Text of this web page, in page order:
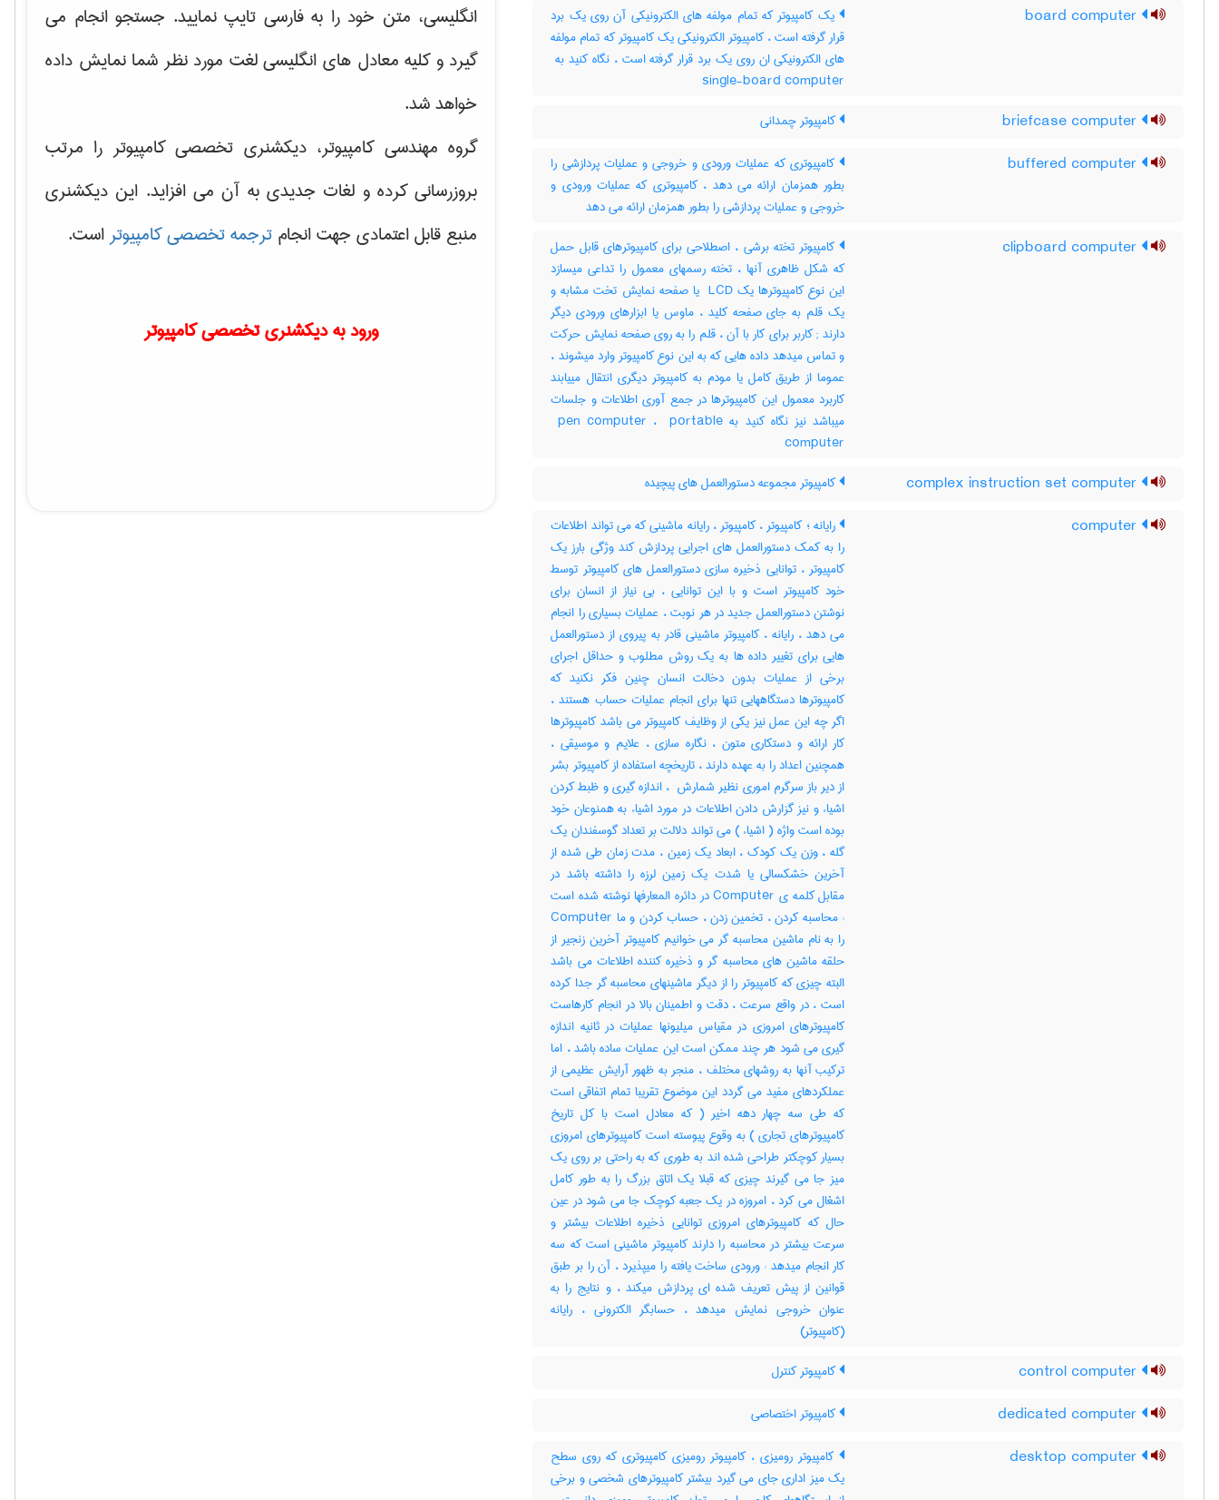
یک کامپیوتر که تمام مولفه های الکترونیکی آن روی یک برد
قرار گرفته است ، کامپیوتر الکترونیکی یک کامپیوتر که تمام مولفه
single-board computer
کامپیوتر چمدانی
کامپیوتری که عملیات ورودی و خروجی و عملیات پردازشی را
بطور همزمان ارائه می دهد ، کامپیوتری که عملیات ورودی و
خروجی و عملیات پردازشی را بطور همزمان ارائه می دهد
کامپیوتر تخته برشی ، اصطلاحی برای کامپیوترهای قابل حمل
که شکل ظاهری آنها ، تخته رسمهای معمول را تداعی میسازد
این نوع کامپیوترها یک ‎ LCD یا صفحه نمایش تخت مشابه و
یک قلم به جای صفحه کلید ، ماوس یا ابزارهای ورودی دیگر
دارند‎ ; کاربر برای کار با آن ، قلم را به روی صفحه نمایش حرکت
و تماس میدهد داده هایی که به این نوع کامپیوتر وارد میشوند ،
عموما از طریق کامل یا مودم به کامپیوتر دیگری انتقال مییابند
کاربرد معمول این کامپیوترها در جمع آوری اطلاعات و جلسات
میباشد نیز نگاه کنید به ‎ pen computer ، ‎ portable
computer
کامپیوتر مجموعه دستورالعمل های پیچیده
رایانه ؛ کامپیوتر ، کامپیوتر ، رایانه ماشینی که می تواند اطلاعات
را به کمک دستورالعمل های اجرایی پردازش کند وژگی بارز یک
کامپیوتر ، توانایی ذخیره سازی دستورالعمل های کامپیوتر توسط
خود کامپیوتر است و با این توانایی ، بی نیاز از انسان برای
نوشتن دستورالعمل جدید در هر نوبت ، عملیات بسیاری را انجام
می دهد ، رایانه ، کامپیوتر ماشینی قادر به پیروی از دستورالعمل
هایی برای تغییر داده ها به یک روش مطلوب و حداقل اجرای
برخی از عملیات بدون دخالت انسان چنین فکر نکنید که
کامپیوترها دستگاههایی تنها برای انجام عملیات حساب هستند ،
اگر چه این عمل نیز یکی از وظایف کامپیوتر می باشد کامپیوترها
کار ارائه و دستکاری متون ، نگاره سازی ، علایم و موسیقی ،
همچنین اعداد را به عهده دارند ، تاریخچه استفاده از کامپیوتر بشر
از دیر باز سرگرم اموری نظیر شمارش ‌ ، اندازه گیری و ظبط کردن
اشیاء و نیز گزارش دادن اطلاعات در مورد اشیاء به همنوعان خود
بوده است واژه ( اشیاء ) می تواند دلالت بر تعداد گوسفندان یک
گله ، وزن یک کودک ، ابعاد یک زمین ، مدت زمان طی شده از
آخرین خشکسالی یا شدت یک زمین لرزه را داشته باشد در
مقابل کلمه ی Computer در دائره المعارفها نوشته شده است
: محاسبه کردن ، تخمین زدن ، حساب کردن و ما Computer
را به نام ماشین محاسبه گر می خوانیم کامپیوتر آخرین زنجیر از
حلقه ماشین های محاسبه گر و ذخیره کننده اطلاعات می باشد
البته چیزی که کامپیوتر را از دیگر ماشینهای محاسبه گر جدا کرده
است ، در واقع سرعت ، دقت و اطمینان بالا در انجام کارهاست
کامپیوترهای امروزی در مقیاس میلیونها عملیات در ثانیه اندازه
گیری می شود هر چند ممکن است این عملیات ساده باشد ، اما
ترکیب آنها به روشهای مختلف ، منجر به ظهور آرایش عظیمی از
عملکردهای مفید می گردد این موضوع تقریبا تمام اتفاقی است
که طی سه چهار دهه اخیر ( که معادل است با کل تاریخ
کامپیوترهای تجاری ) به وقوع پیوسته است کامپیوترهای امروزی
بسیار کوچکتر طراحی شده اند به طوری که به راحتی بر روی یک
میز جا می گیرند چیزی که قبلا یک اتاق بزرگ را به طور کامل
اشغال می کرد ، امروزه در یک جعبه کوچک جا می شود در عین
حال که کامپیوترهای امروزی توانایی ذخیره اطلاعات بیشتر و
سرعت بیشتر در محاسبه را دارند کامپیوتر ماشینی است که سه
کار انجام میدهد : ورودی ساخت یافته را میپذیرد ، آن را بر طبق
قوانین از پیش تعریف شده ای پردازش میکند ، و نتایج را به
عنوان خروجی نمایش میدهد ، حسابگر الکترونی ، رایانه
(کامپیوتر)
کامپیوتر کنترل
کامپیوتر اختصاصی
کامپیوتر رومیزی ، کامپیوتر رومیزی کامپیوتری که روی سطح
یک میز اداری جای می گیرد بیشتر کامپیوترهای شخصی و برخی
انگلیسی، متن خود را به فارسی تایپ نمایید. جستجو انجام می
گیرد و کلیه معادل های انگلیسی لغت مورد نظر شما نمایش داده
خواهد شد.
گروه مهندسی کامپیوتر، دیکشنری تخصصی کامپیوتر را مرتب
بروزرسانی کرده و لغات جدیدی به آن می افزاید. این دیکشنری
منبع قابل اعتمادی جهت انجام ترجمه تخصصی کامپیوتراست.
ورود به دیکشنری تخصصی کامپیوتر